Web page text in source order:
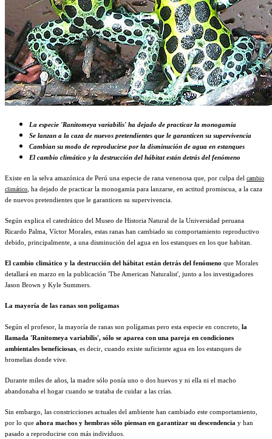
La especie 'Ranitomeya variabilis' ha dejado de practicar la monogamia
Se lanzan a la caza de nuevos pretendientes que le garanticen su supervivencia
Cambian su modo de reproducirse por la disminución de agua en estanques
El cambio climático y la destrucción del hábitat están detrás del fenómeno
Existe en la selva amazónica de Perú una especie de rana venenosa que, por culpa del cambio
climático , ha dejado de practicar la monogamia para lanzarse, en actitud promiscua, a la caza
de nuevos pretendientes que le garanticen su supervivencia.
Según explica el catedrático del Museo de Historia Natural de la Universidad peruana
Ricardo Palma, Víctor Morales, estas ranas han cambiado su comportamiento reproductivo
debido, principalmente, a una disminución del agua en los estanques en los que habitan.
El cambio climático y la destrucción del hábitat están detrás del fenómeno que Morales
detallará en marzo en la publicación 'The American Naturalist', junto a los investigadores
Jason Brown y Kyle Summers.
La mayoría de las ranas son polígamas
Según el profesor, la mayoría de ranas son polígamas pero esta especie en concreto, la
llamada 'Ranitomeya variabilis', sólo se aparea con una pareja en condiciones
ambientales beneficiosas , es decir, cuando existe suficiente agua en los estanques de
bromelias donde vive.
Durante miles de años, la madre sólo ponía uno o dos huevos y ni ella ni el macho
abandonaba el hogar cuando se trataba de cuidar a las crías.
Sin embargo, las constricciones actuales del ambiente han cambiado este comportamiento,
por lo que ahora machos y hembras sólo piensan en garantizar su descendencia y han
pasado a reproducirse con más individuos.